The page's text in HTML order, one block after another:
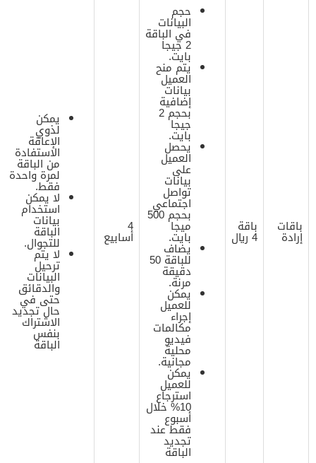
باقات
إرادة
باقة
4 ريال
حجم
البيانات
في الباقة
2 جيجا
بايت.
يتم منح
العميل
بيانات
إضافية
بحجم 2
جيجا
بايت.
يحصل
العميل
على
بيانات
تواصل
اجتماعي
بحجم 500
ميجا
بايت.
يضاف
للباقة 50
دقيقة
مرنة.
يمكن
للعميل
إجراء
مكالمات
فيديو
محلية
مجانية.
يمكن
للعميل
استرجاع
10% خلال
أسبوع
فقط عند
تجديد
الباقة
4
أسابيع
يمكن
لذوي
الإعاقة
الاستفادة
من الباقة
لمرة واحدة
فقط.
لا يمكن
استخدام
بيانات
الباقة
للتجوال.
لا يتم
ترحيل
البيانات
والدقائق
حتى في
حال تجديد
الاشتراك
بنفس
الباقة